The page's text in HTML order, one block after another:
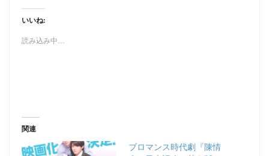
いいね:
読み込み中…
関連
ブロマンス時代劇『陳情